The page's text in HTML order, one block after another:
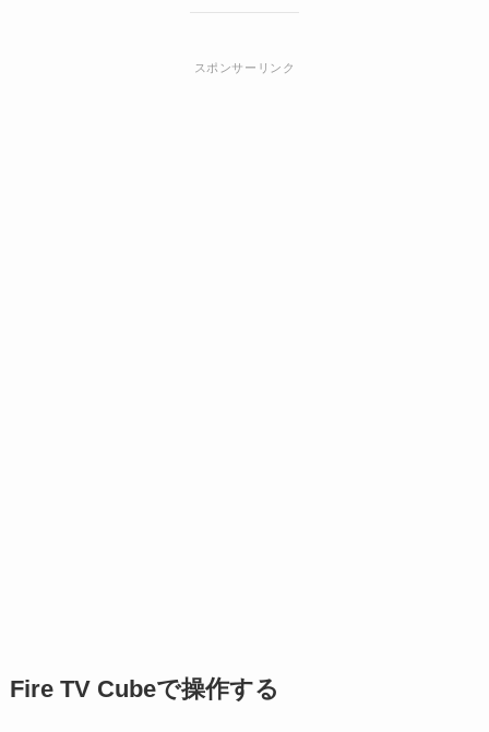
Fire TV Cubeで操作する